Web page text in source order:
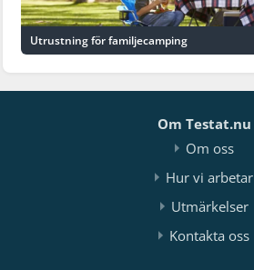
Utrustning för familjecamping
Om Testat.nu
Om oss
Hur vi arbetar
Utmärkelser
Kontakta oss